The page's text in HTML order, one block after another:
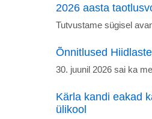
2026 aasta
Tutvustame sügisel
Õnnitlused
30. juunil 2026 sai ka
Kärla kandi eakad
ülikool